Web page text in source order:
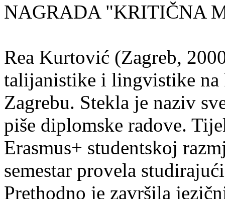
NAGRADA "KRITIČNA
Rea Kurtović (Zagreb,
talijanistike i lingvistike
Zagrebu. Stekla je naziv
piše diplomske radove.
Erasmus+ studentskoj
semestar provela
Prethodno je završila